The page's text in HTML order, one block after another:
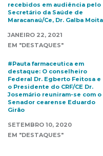
recebidos em audiência pelo
Secretário da Saúde de
Maracanaú/Ce, Dr. Galba Moita
JANEIRO 22, 2021
EM "DESTAQUES"
#Pauta farmaceutica em
destaque: O conselheiro
Federal Dr. Egberto Feitosa e
o Presidente do CRF/CE Dr.
Josemário reuniram-se com o
Senador cearense Eduardo
Girão
SETEMBRO 10, 2020
EM "DESTAQUES"